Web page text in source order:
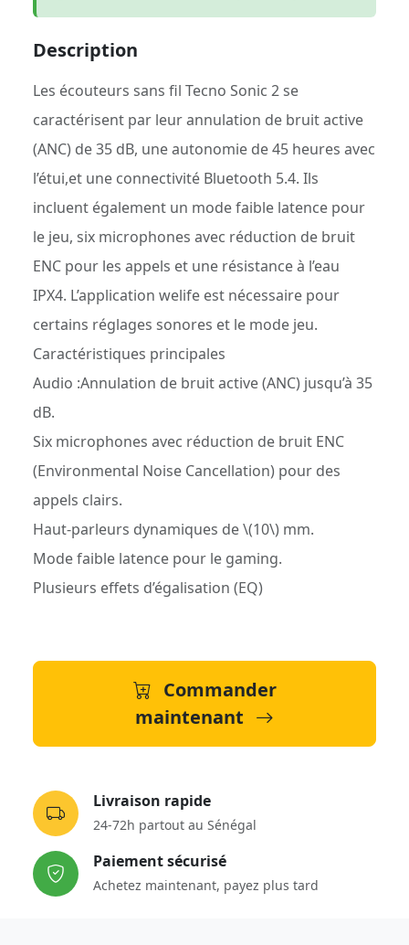
Description
Les écouteurs sans fil Tecno Sonic 2 se
caractérisent par leur annulation de bruit active
(ANC) de 35 dB, une autonomie de 45 heures avec
l’étui,et une connectivité Bluetooth 5.4. Ils
incluent également un mode faible latence pour
le jeu, six microphones avec réduction de bruit
ENC pour les appels et une résistance à l’eau
IPX4. L’application welife est nécessaire pour
certains réglages sonores et le mode jeu.
Caractéristiques principales
Audio :Annulation de bruit active (ANC) jusqu’à 35
dB.
Six microphones avec réduction de bruit ENC
(Environmental Noise Cancellation) pour des
appels clairs.
Haut-parleurs dynamiques de \(10\) mm.
Mode faible latence pour le gaming.
Plusieurs effets d’égalisation (EQ)
Commander
maintenant
Livraison rapide
24-72h partout au Sénégal
Paiement sécurisé
Achetez maintenant, payez plus tard